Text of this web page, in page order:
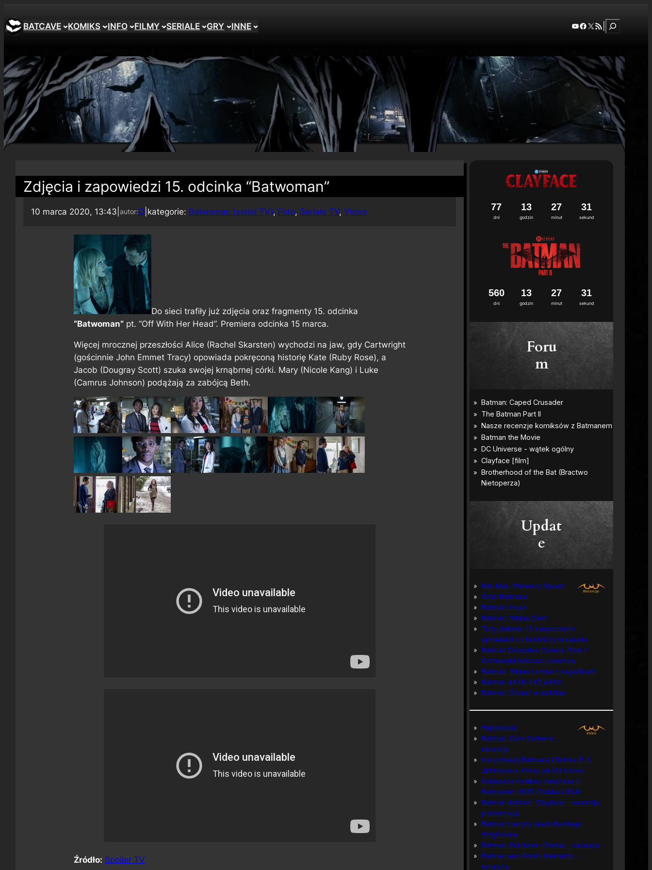
BATCAVE KOMIKS INFO FILMY SERIALE GRY INNE YouTube
Facebook
X RSS FeedSzukaj
Zdjęcia i zapowiedzi 15. odcinka “Batwoman”
10 marca 2020, 13:43 autor:Q kategorie: Batwoman (serial TV), Foto, Seriale TV, Video
Do sieci trafiły już zdjęcia oraz fragmenty 15. odcinka
“Batwoman” pt. “Off With Her Head”. Premiera odcinka 15 marca.
Więcej mrocznej przeszłości Alice (Rachel Skarsten) wychodzi na jaw, gdy Cartwright
(gościnnie John Emmet Tracy) opowiada pokręconą historię Kate (Ruby Rose), a
Jacob (Dougray Scott) szuka swojej krnąbrnej córki. Mary (Nicole Kang) i Luke
(Camrus Johnson) podążają za zabójcą Beth.
Źródło: Spoiler TV
dni
77
godzin
13
minut
27
sekund
30
1
dni
560
godzin
13
minut
27
sekund
30
1
Foru
m
Updat
e
Bat-Man: Pierwszy Rycerz
Grób Batmana
Batman: Hush
Batman: Wojna Cieni
Tuzy Jokera: 13 klasycznych
opowieści o zbrodniczym klaunie
Batman Detective Comics, Tom 1:
Gothamski Nokturn: Uwertura
Batman: Wojna żartów z zagadkami
Batman #445-447, #480
Batman: Śmierć w rodzinie
Wątpliwość
Batman: Dark Patterns –
recenzja
Nie prześpij Batmana i Robina P. K.
Johnsona + zimny jak lód bonus
Najlepsze komiksy związane z
Batmanem 2025 (Polska i USA)
Batman Arkham: Clayface – recenzja,
prezentacja
Batman i ukryty skarb Berniego
Wrightsona
Batman: Full Moon (Pełnia) – recenzja
Batman and Robin: Memento –
recenzja